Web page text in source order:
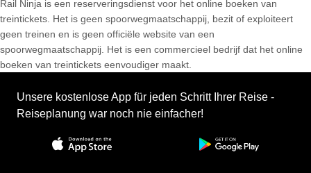
Rail Ninja is een reserveringsdienst voor het online boeken van
treintickets. Het is geen spoorwegmaatschappij, bezit of exploiteert
geen treinen en is geen officiële website van een
spoorwegmaatschappij. Het is een commercieel bedrijf dat het online
boeken van treintickets eenvoudiger maakt.
Unsere kostenlose App für jeden Schritt Ihrer Reise -
Reiseplanung war noch nie einfacher!